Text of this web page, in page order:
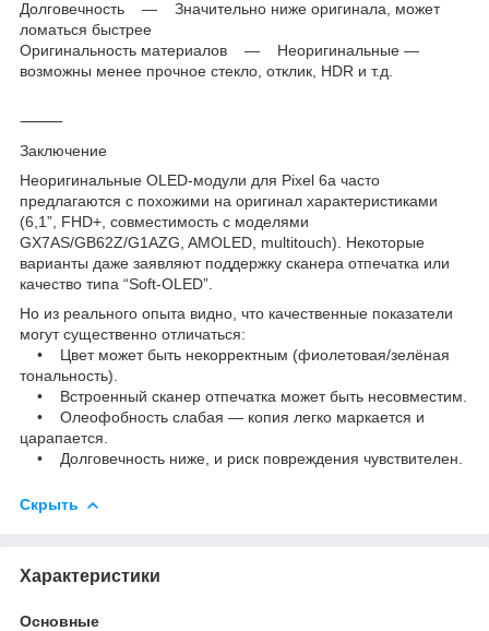
Долговечность — Значительно ниже оригинала, может
ломаться быстрее
Оригинальность материалов — Неоригинальные —
возможны менее прочное стекло, отклик, HDR и т.д.
⸻
Заключение
Неоригинальные OLED-модули для Pixel 6a часто
предлагаются с похожими на оригинал характеристиками
(6,1”, FHD+, совместимость с моделями
GX7AS/GB62Z/G1AZG, AMOLED, multitouch). Некоторые
варианты даже заявляют поддержку сканера отпечатка или
качество типа “Soft-OLED”.
Но из реального опыта видно, что качественные показатели
могут существенно отличаться:
• Цвет может быть некорректным (фиолетовая/зелёная
тональность).
• Встроенный сканер отпечатка может быть несовместим.
• Олеофобность слабая — копия легко маркается и
царапается.
• Долговечность ниже, и риск повреждения чувствителен.
Скрыть
Характеристики
Основные